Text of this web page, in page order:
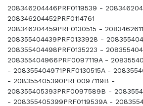
208346204446PRF0119539 -
208346204452PRF0114761
208346204459PRF0130515 -
208355404439PRF0133928 -
208355404498PRF0135223 -
208355404966PRF0097119A -
- 208355404971PRF0130515A -
- 208355405390PRF0097119B -
208355405393PRF0097589B -
- 208355405399PRF0119539A -